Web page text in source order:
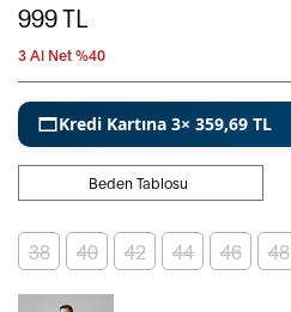
999TL
3 Al Net %40
Kredi Kartına 3× 359,69 TL
Beden Tablosu
38 40 42 44 46 48